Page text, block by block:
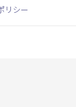
リシー